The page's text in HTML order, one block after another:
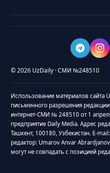
© 2026 UzDaily · СМИ №248510
Использование материалов сайта
письменного разрешения
интернет-СМИ № 248510 от 1
предприятие Daily Media. Адрес
Ташкент, 100180, Узбекистан. E-
редактор: Umarov Anvar
могут не совпадать с позицией